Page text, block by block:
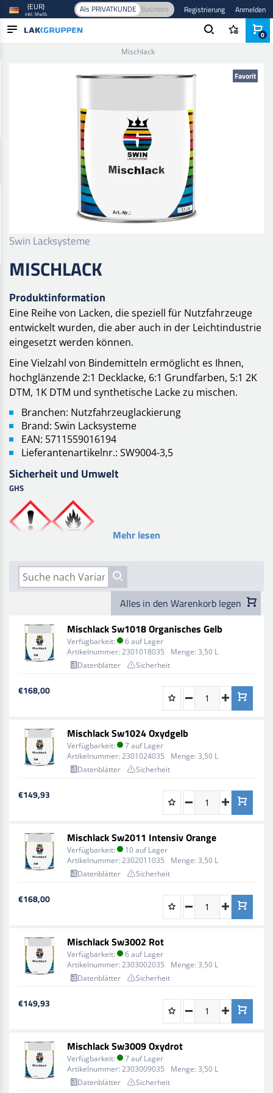
(EUR)
inkl. MwSt. Als PRIVATKUNDE Business Registrierung Anmelden
Mischlack
Favorit
Swin Lacksysteme
MISCHLACK
Produktinformation
Eine Reihe von Lacken, die speziell für Nutzfahrzeuge
entwickelt wurden, die aber auch in der Leichtindustrie
eingesetzt werden können.
Eine Vielzahl von Bindemitteln ermöglicht es Ihnen,
hochglänzende 2:1 Decklacke, 6:1 Grundfarben, 5:1 2K
DTM, 1K DTM und synthetische Lacke zu mischen.
Branchen: Nutzfahrzeuglackierung
Brand: Swin Lacksysteme
EAN: 5711559016194
Lieferantenartikelnr.: SW9004-3,5
Sicherheit und Umwelt
GHS
Mehr lesen
Alles in den Warenkorb legen
Mischlack Sw1018 Organisches Gelb
Verfügbarkeit:
6 auf Lager
Artikelnummer: 2301018035 Menge: 3,50 L
Datenblätter
Sicherheit
€168,00
Mischlack Sw1024 Oxydgelb
Verfügbarkeit:
7 auf Lager
Artikelnummer: 2301024035 Menge: 3,50 L
Datenblätter
Sicherheit
€149,93
Mischlack Sw2011 Intensiv Orange
Verfügbarkeit:
10 auf Lager
Artikelnummer: 2302011035 Menge: 3,50 L
Datenblätter
Sicherheit
€168,00
Mischlack Sw3002 Rot
Verfügbarkeit:
6 auf Lager
Artikelnummer: 2303002035 Menge: 3,50 L
Datenblätter
Sicherheit
€149,93
Mischlack Sw3009 Oxydrot
Verfügbarkeit:
7 auf Lager
Artikelnummer: 2303009035 Menge: 3,50 L
Datenblätter
Sicherheit
0